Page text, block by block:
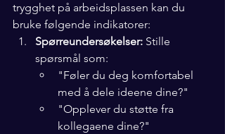
trygghet på arbeidsplassen kan du
bruke følgende indikatorer:
Spørreundersøkelser: Stille
spørsmål som:
"Føler du deg komfortabel
med å dele ideene dine?"
"Opplever du støtte fra
kollegaene dine?"